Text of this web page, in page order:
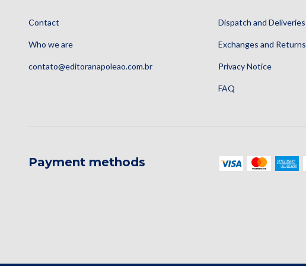
Contact
Who we are
contato@editoranapoleao.com.br
Dispatch and Deliveries
Exchanges and Returns
Privacy Notice
FAQ
Payment methods